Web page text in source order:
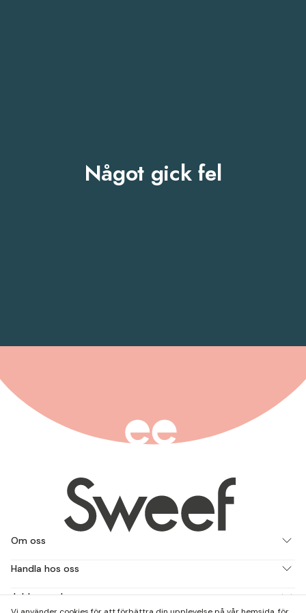
Något gick fel
Om oss
Handla hos oss
Jobba med oss